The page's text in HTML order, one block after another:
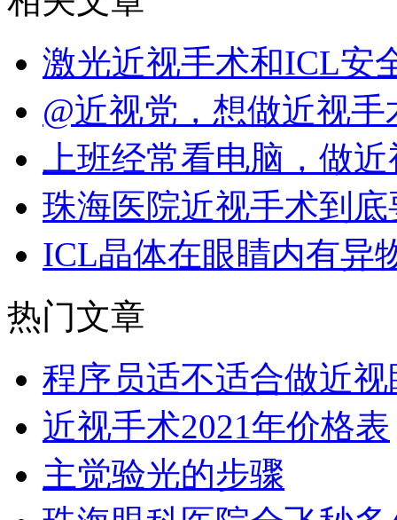
激光近视手术和ICL安
@近视党，想做近视
上班经常看电脑，做
珠海医院近视手术到
ICL晶体在眼睛内有异
热门文章
程序员适不适合做近视
近视手术2021年价格表
主觉验光的步骤